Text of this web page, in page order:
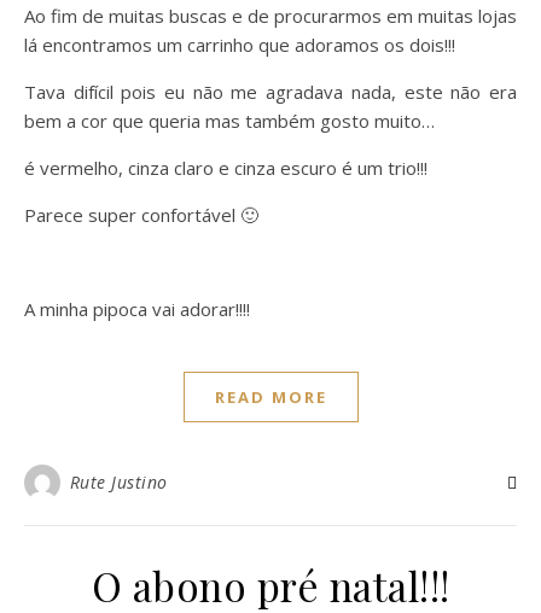
Ao fim de muitas buscas e de procurarmos em muitas lojas
lá encontramos um carrinho que adoramos os dois!!!
Tava difícil pois eu não me agradava nada, este não era
bem a cor que queria mas também gosto muito…
é vermelho, cinza claro e cinza escuro é um trio!!!
Parece super confortável 🙂
A minha pipoca vai adorar!!!!
READ MORE
Rute Justino
O abono pré natal!!!